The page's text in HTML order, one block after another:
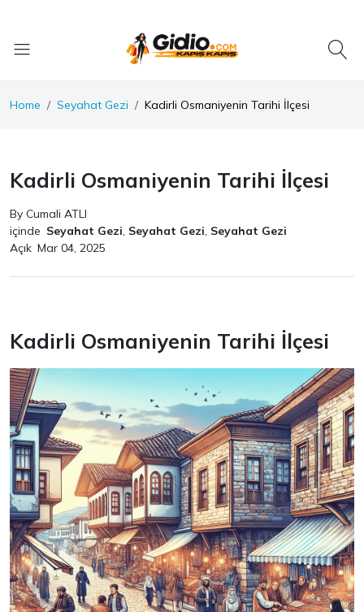
Home Seyahat Gezi Kadirli Osmaniyenin Tarihi İlçesi
Kadirli Osmaniyenin Tarihi İlçesi
By Cumali ATLI
içinde Seyahat Gezi, Seyahat Gezi, Seyahat Gezi
Açık Mar 04, 2025
Kadirli Osmaniyenin Tarihi İlçesi